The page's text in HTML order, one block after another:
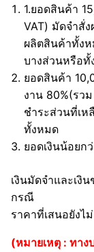
1.ยอดสินค้า
VAT) มัดจำสั่
ผลิตสินค้าทั้ง
บางส่วนหรือทั้
ยอดสินค้า
งาน 80%(รว
ชำระส่วนที่เ
ทั้งหมด
ยอดเงินน้อยก
เงินมัดจำและเงิ
กรณี
ราคาที่เสนอยังไ
(หมายเหตุ : ทา